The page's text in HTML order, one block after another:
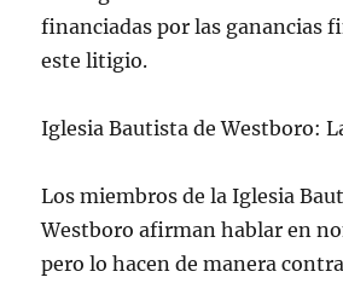
financiadas por las ganancias
este litigio.
Iglesia Bautista de Westboro:
Los miembros de la Iglesia
Westboro afirman hablar en
pero lo hacen de manera